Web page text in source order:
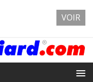
VOIR